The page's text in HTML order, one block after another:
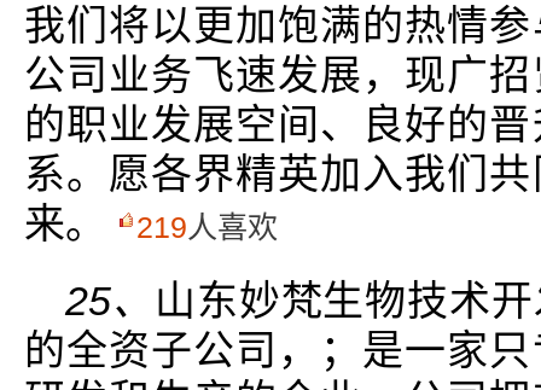
我们将以更加饱满的热情
公司业务飞速发展，现广
的职业发展空间、良好的
系。愿各界精英加入我们
来。
219人喜欢
25、 山东妙梵生物技术
的全资子公司，；是一家